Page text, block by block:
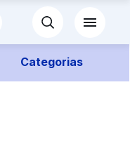
Categorias